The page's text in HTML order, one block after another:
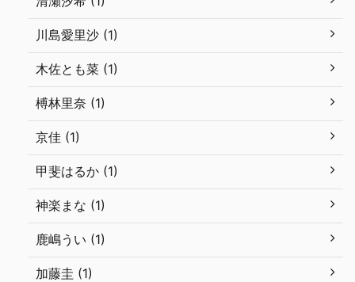
川島愛里沙 (1)
木佐とも菜 (1)
榑林里奈 (1)
京佳 (1)
甲斐はるか (1)
神楽まな (1)
鹿嶋うい (1)
加藤圭 (1)